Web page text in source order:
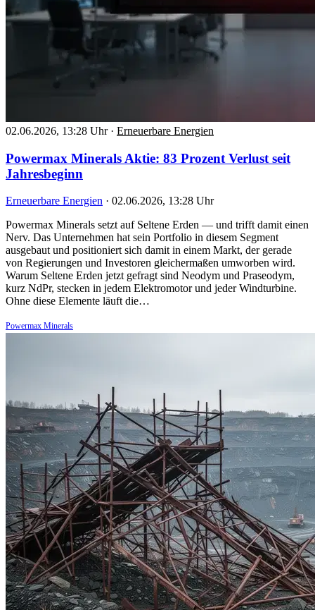
02.06.2026, 13:28 Uhr · Erneuerbare Energien
Powermax Minerals Aktie: 83 Prozent Verlust seit
Jahresbeginn
Erneuerbare Energien · 02.06.2026, 13:28 Uhr
Powermax Minerals setzt auf Seltene Erden — und trifft damit einen
Nerv. Das Unternehmen hat sein Portfolio in diesem Segment
ausgebaut und positioniert sich damit in einem Markt, der gerade
von Regierungen und Investoren gleichermaßen umworben wird.
Warum Seltene Erden jetzt gefragt sind Neodym und Praseodym,
kurz NdPr, stecken in jedem Elektromotor und jeder Windturbine.
Ohne diese Elemente läuft die…
Powermax Minerals